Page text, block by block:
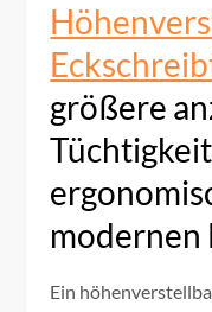
größere
modernen
Ein